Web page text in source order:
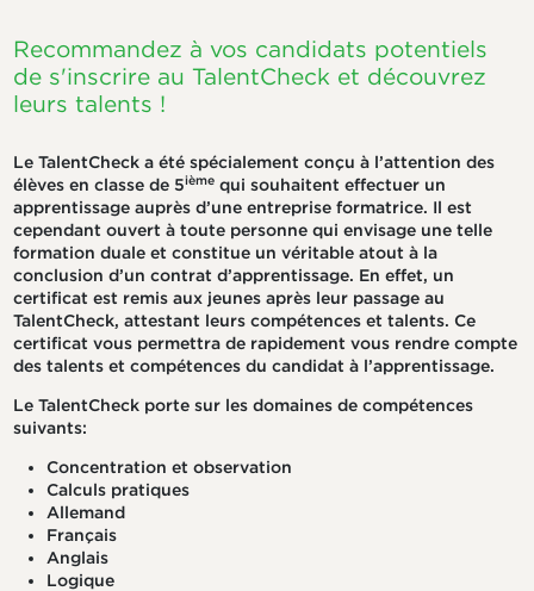
Recommandez à vos candidats potentiels
de s'inscrire au TalentCheck et découvrez
leurs talents !
Le TalentCheck a été spécialement conçu à l’attention des
élèves en classe de 5ièmequi souhaitent effectuer un
apprentissage auprès d’une entreprise formatrice. Il est
cependant ouvert à toute personne qui envisage une telle
formation duale et constitue un véritable atout à la
conclusion d’un contrat d’apprentissage. En effet, un
certificat est remis aux jeunes après leur passage au
TalentCheck, attestant leurs compétences et talents. Ce
certificat vous permettra de rapidement vous rendre compte
des talents et compétences du candidat à l’apprentissage.
Le TalentCheck porte sur les domaines de compétences
suivants:
Concentration et observation
Calculs pratiques
Allemand
Français
Anglais
Logique